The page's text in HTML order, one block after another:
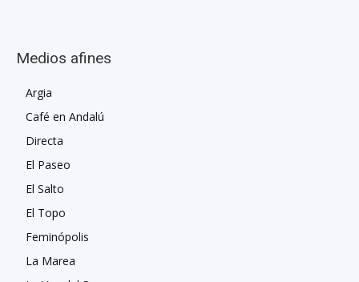
Medios afines
Argia
Café en Andalú
Directa
El Paseo
El Salto
El Topo
Feminópolis
La Marea